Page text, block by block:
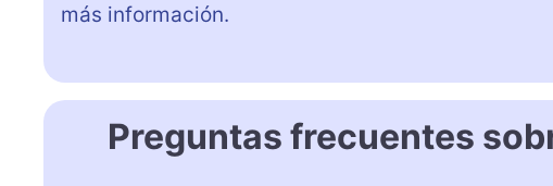
más información.
Preguntas frecuentes